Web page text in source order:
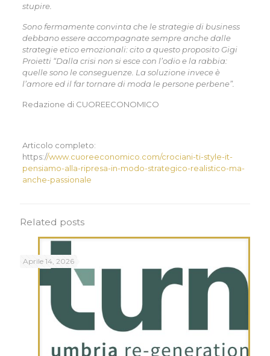
stupire.
Sono fermamente convinta che le strategie di business
debbano essere accompagnate sempre anche dalle
strategie etico emozionali: cito a questo proposito Gigi
Proietti “Dalla crisi non si esce con l’odio e la rabbia:
quelle sono le conseguenze. La soluzione invece è
l’amore ed il far tornare di moda le persone perbene”.
Redazione di CUOREECONOMICO
Articolo completo:
https://www.cuoreeconomico.com/crociani-ti-style-it-
pensiamo-alla-ripresa-in-modo-strategico-realistico-ma-
anche-passionale
Related posts
Aprile 14, 2026